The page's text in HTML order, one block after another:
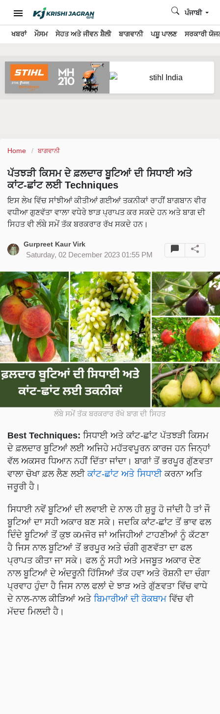
ਖਬਰਾਂ ਮੌਸਮ ਸੇਹਤ ਅਤੇ ਜੀਵਨ ਸ਼ੈਲੀ ਬਾਗਵਾਨੀ ਪਸ਼ੂ ਪਾਲਣ ਸਰਕਾਰੀ
ਪੰਜਾਬੀ
Home ਬਾਗਵਾਨੀ
ਪੱਤਝੜੀ ਕਿਸਮ ਦੇ ਫ਼ਲਦਾਰ ਬੂਟਿਆਂ ਦੀ ਸਿਧਾਈ ਅਤੇ
ਕਾਂਟ-ਛਾਂਟ ਲਈ Techniques
ਇਸ ਲੇਖ ਵਿੱਚ ਸਾਂਝੀਆਂ ਕੀਤੀਆਂ ਗਈਆਂ ਤਕਨੀਕਾਂ ਰਾਹੀਂ ਬਾਗਬਾਨ ਵੀਰ
ਵਧੀਆ ਗੁਣਵੱਤਾ ਵਾਲਾ ਵਧੇਰੇ ਝਾੜ ਪ੍ਰਾਪਤ ਕਰ ਸਕਦੇ ਹਨ ਅਤੇ ਬਾਗ ਦੀ
ਸਿਹਤ ਵੀ ਲੰਬੇ ਸਮੇਂ ਤੱਕ ਬਰਕਰਾਰ ਰੱਖ ਸਕਦੇ ਹਨ।
Gurpreet Kaur Virk
Saturday, 02 December 2023 01:55 PM
ਲੰਬੇ ਸਮੇਂ ਤੱਕ ਬਰਕਰਾਰ ਰੱਖੋ ਬਾਗ ਦੀ ਸਿਹਤ
Best Techniques: ਸਿਧਾਈ ਅਤੇ ਕਾਂਟ-ਛਾਂਟ ਪੱਤਝੜੀ ਕਿਸਮ
ਦੇ ਫ਼ਲਦਾਰ ਬੂਟਿਆਂ ਲਈ ਅਜਿਹੇ ਮਹੱਤਵਪੂਰਨ ਕਾਰਜ ਹਨ ਜਿਨ੍ਹਾਂ
ਵੱਲ ਅਕਸਰ ਧਿਆਨ ਨਹੀਂ ਦਿੱਤਾ ਜਾਂਦਾ। ਬਾਗਾਂ ਤੋਂ ਭਰਪੂਰ ਗੁੱਣਵਤਾ
ਵਾਲਾ ਚੋਖਾ ਫ਼ਲ ਲੈਣ ਲਈ ਕਾਂਟ-ਛਾਂਟ ਅਤੇ ਸਿਧਾਈ ਕਰਨਾ ਅਤਿ
ਜਰੂਰੀ ਹੈ।
ਸਿਧਾਈ ਨਵੇਂ ਬੂਟਿਆਂ ਦੀ ਲਵਾਈ ਦੇ ਨਾਲ ਹੀ ਸ਼ੁਰੂ ਹੋ ਜਾਂਦੀ ਹੈ ਤਾਂ ਜੌ
ਬੂਟਿਆਂ ਦਾ ਸਹੀ ਅਕਾਰ ਬਣ ਸਕੇ। ਜਦਕਿ ਕਾਂਟ-ਛਾਂਟ ਤੋਂ ਭਾਵ ਫਲ
ਦਿੰਦੇ ਬੂਟਿਆਂ ਤੋਂ ਕੁਝ ਕਮਜੋਰ ਜਾਂ ਅਜਿਹੀਆਂ ਟਾਹਣੀਆਂ ਨੂੰ ਕੱਟਣਾ
ਹੈ ਜਿਸ ਨਾਲ ਬੂਟਿਆਂ ਤੋਂ ਭਰਪੂਰ ਅਤੇ ਚੰਗੀ ਗੁਣਵੱਤਾ ਦਾ ਫਲ
ਪ੍ਰਾਪਤ ਕੀਤਾ ਜਾ ਸਕੇ। ਫਲ ਨੂੰ ਸਹੀ ਅਤੇ ਮਜਬੂਤ ਅਕਾਰ ਦੇਣ
ਨਾਲ ਬੂਟਿਆਂ ਦੇ ਅੰਦਰੂਨੀ ਹਿੱਸਿਆਂ ਤੱਕ ਹਵਾ ਅਤੇ ਰੋਸ਼ਨੀ ਦਾ ਚੰਗਾ
ਪ੍ਰਵਾਹ ਹੁੰਦਾ ਹੈ ਜਿਸ ਨਾਲ ਫਲਾਂ ਦੇ ਝਾੜ ਅਤੇ ਗੁੱਣਵਤਾ ਵਿੱਚ ਵਾਧੇ
ਦੇ ਨਾਲ-ਨਾਲ ਕੀੜਿਆਂ ਅਤੇ ਬਿਮਾਰੀਆਂ ਦੀ ਰੋਕਥਾਮ ਵਿੱਚ ਵੀ
ਮੱਦਦ ਮਿਲਦੀ ਹੈ।